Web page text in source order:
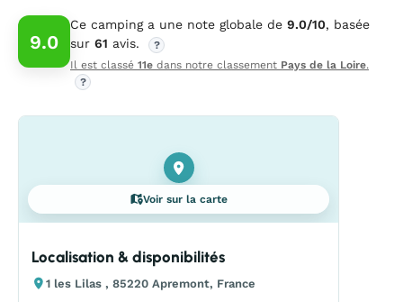
9.0
Ce camping a une note globale de 9.0/10, basée
sur 61 avis.
?
Il est classé 11e dans notre classement Pays de la Loire.
?
Voir sur la carte
Localisation & disponibilités
1 les Lilas , 85220 Apremont, France